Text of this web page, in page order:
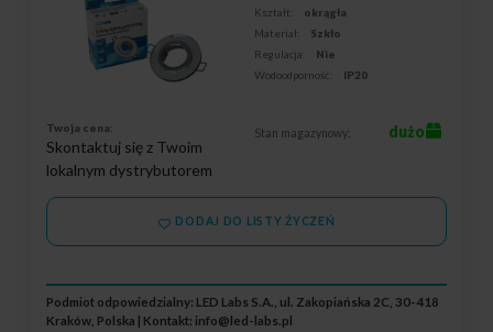
Kształt:
okrągła
Materiał:
Szkło
Regulacja:
Nie
Wodoodporność:
IP20
Twoja cena:
Skontaktuj się z Twoim
lokalnym dystrybutorem
Stan magazynowy: dużo
DODAJ DO LISTY ŻYCZEŃ
Podmiot odpowiedzialny: LED Labs S.A., ul. Zakopiańska 2C, 30-418
Kraków, Polska | Kontakt: info@led-labs.pl